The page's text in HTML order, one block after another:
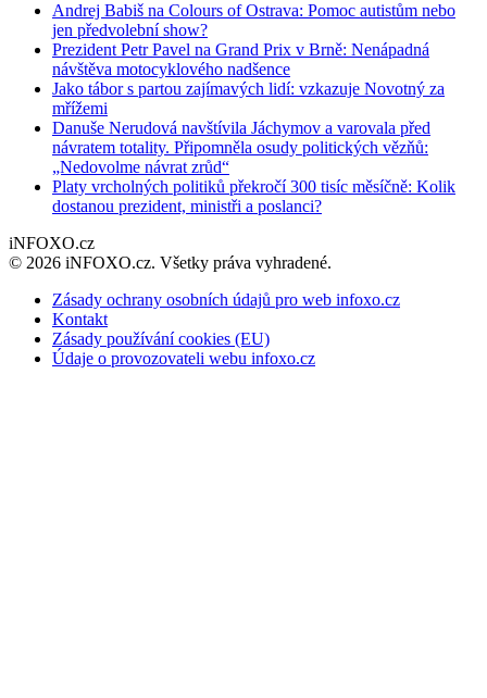
Andrej Babiš na Colours of Ostrava: Pomoc autistům nebo
jen předvolební show?
Prezident Petr Pavel na Grand Prix v Brně: Nenápadná
návštěva motocyklového nadšence
Jako tábor s partou zajímavých lidí: vzkazuje Novotný za
mřížemi
Danuše Nerudová navštívila Jáchymov a varovala před
návratem totality. Připomněla osudy politických vězňů:
„Nedovolme návrat zrůd“
Platy vrcholných politiků překročí 300 tisíc měsíčně: Kolik
dostanou prezident, ministři a poslanci?
iNFOXO.cz
© 2026 iNFOXO.cz. Všetky práva vyhradené.
Zásady ochrany osobních údajů pro web infoxo.cz
Kontakt
Zásady používání cookies (EU)
Údaje o provozovateli webu infoxo.cz